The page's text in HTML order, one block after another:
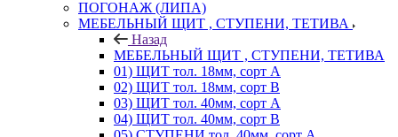
ПОГОНАЖ (ЛИПА)
МЕБЕЛЬНЫЙ ЩИТ , СТУПЕНИ, ТЕТИВА
Назад
МЕБЕЛЬНЫЙ ЩИТ , СТУПЕНИ, ТЕТИВА
01) ЩИТ тол. 18мм, сорт А
02) ЩИТ тол. 18мм, сорт В
03) ЩИТ тол. 40мм, сорт А
04) ЩИТ тол. 40мм, сорт В